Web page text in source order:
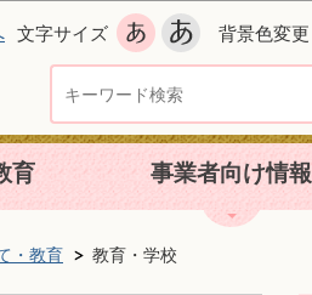
文字サイズ 背景色変更
育 事業者向け情報
・教育 教育・学校